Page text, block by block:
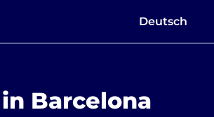
Deutsch
Barcelona